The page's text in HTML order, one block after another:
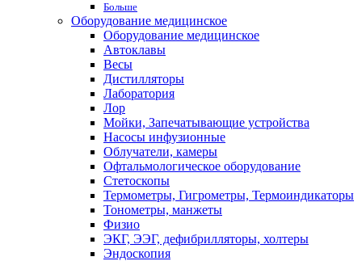
Больше
Оборудование медицинское
Оборудование медицинское
Автоклавы
Весы
Дистилляторы
Лаборатория
Лор
Мойки, Запечатывающие устройства
Насосы инфузионные
Облучатели, камеры
Офтальмологическое оборудование
Стетоскопы
Термометры, Гигрометры, Термоиндикаторы
Тонометры, манжеты
Физио
ЭКГ, ЭЭГ, дефибрилляторы, холтеры
Эндоскопия